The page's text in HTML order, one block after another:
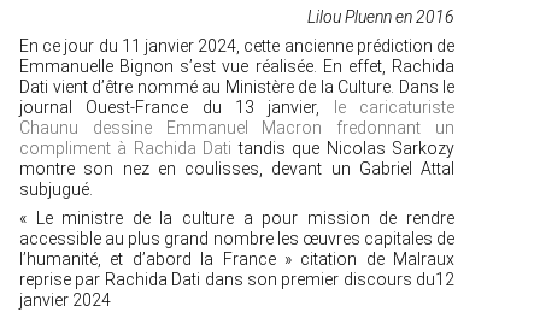
Lilou Pluenn en 2016
En ce jour du 11 janvier 2024, cette ancienne prédiction de
Emmanuelle Bignon s’est vue réalisée. En effet, Rachida
Dati vient d’être nommé au Ministère de la Culture. Dans le
journal Ouest-France du 13 janvier,
le caricaturiste
Chaunu dessine Emmanuel Macron fredonnant un
compliment à Rachida Dati tandis que Nicolas Sarkozy
montre son nez en coulisses, devant un Gabriel Attal
subjugué.
« Le ministre de la culture a pour mission de rendre
accessible au plus grand nombre les œuvres capitales de
l’humanité, et d’abord la France » citation de Malraux
reprise par Rachida Dati dans son premier discours du12
janvier 2024